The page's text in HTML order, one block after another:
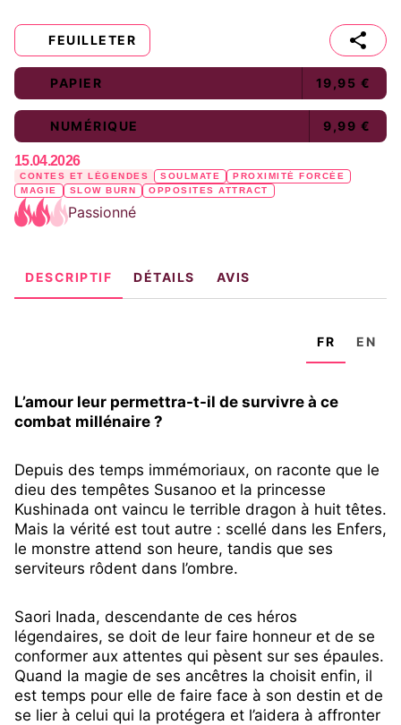
FEUILLETER
PAPIER 19,95 €
NUMÉRIQUE 9,99 €
15.04.2026
CONTES ET LÉGENDES SOULMATE
PROXIMITÉ FORCÉE
MAGIE
SLOW BURN OPPOSITES ATTRACT
Passionné
DESCRIPTIF DÉTAILS AVIS
FR EN
L’amour leur permettra-t-il de survivre à ce
combat millénaire ?
Depuis des temps immémoriaux, on raconte que le
dieu des tempêtes Susanoo et la princesse
Kushinada ont vaincu le terrible dragon à huit têtes.
Mais la vérité est tout autre : scellé dans les Enfers,
le monstre attend son heure, tandis que ses
serviteurs rôdent dans l’ombre.
Saori Inada, descendante de ces héros
légendaires, se doit de leur faire honneur et de se
conformer aux attentes qui pèsent sur ses épaules.
Quand la magie de ses ancêtres la choisit enfin, il
est temps pour elle de faire face à son destin et de
se lier à celui qui la protégera et l’aidera à affronter